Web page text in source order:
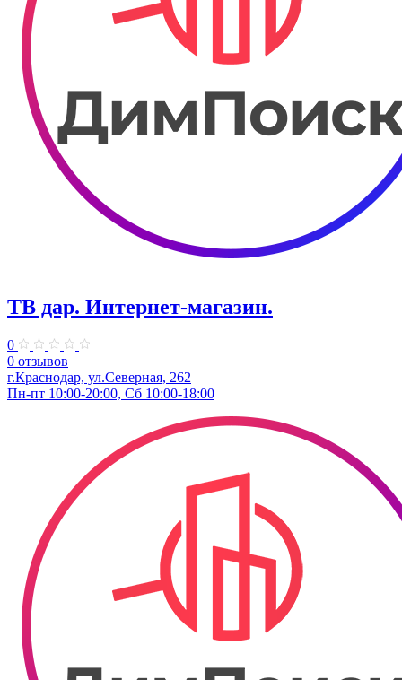
ТВ дар. Интернет-магазин.
0
0 отзывов
г.Краснодар, ул.Северная, 262
Пн-пт 10:00-20:00, Сб 10:00-18:00